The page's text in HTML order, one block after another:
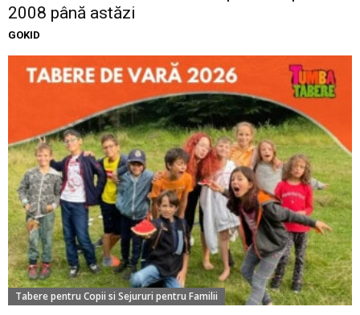
2008 până astăzi
GOKID
Tabere pentru Copii si Sejururi pentru Familii